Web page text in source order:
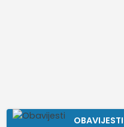
OBAVIJESTI